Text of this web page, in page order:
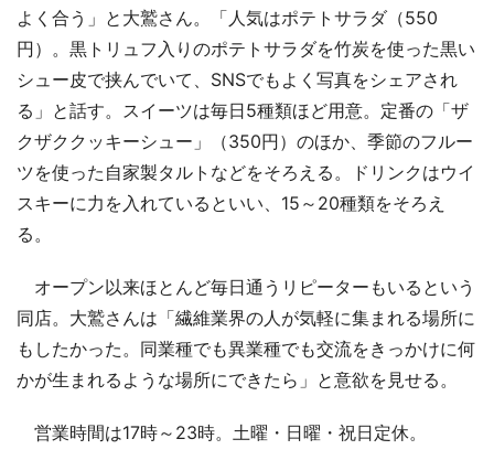
よく合う」と大鷲さん。「人気はポテトサラダ（550
円）。黒トリュフ入りのポテトサラダを竹炭を使った黒い
シュー皮で挟んでいて、SNSでもよく写真をシェアされ
る」と話す。スイーツは毎日5種類ほど用意。定番の「ザ
クザククッキーシュー」（350円）のほか、季節のフルー
ツを使った自家製タルトなどをそろえる。ドリンクはウイ
スキーに力を入れているといい、15～20種類をそろえ
る。
オープン以来ほとんど毎日通うリピーターもいるという
同店。大鷲さんは「繊維業界の人が気軽に集まれる場所に
もしたかった。同業種でも異業種でも交流をきっかけに何
かが生まれるような場所にできたら」と意欲を見せる。
営業時間は17時～23時。土曜・日曜・祝日定休。